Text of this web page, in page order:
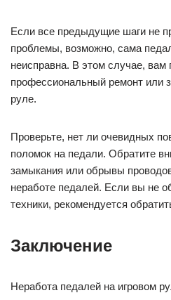
Если все предыдущие шаги не
проблемы, возможно, сама
неисправна. В этом случае, вам
профессиональный ремонт или
руле.
Проверьте, нет ли очевидных
поломок на педали. Обратите
замыкания или обрывы
неработе педалей. Если вы не
техники, рекомендуется
Заключение
Неработа педалей на игровом